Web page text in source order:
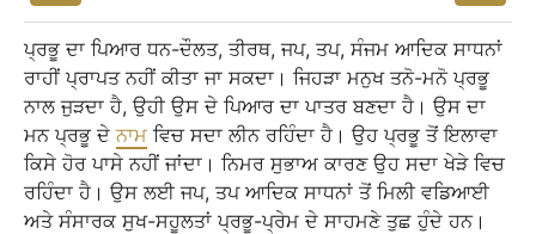
ਪ੍ਰਭੂ ਦਾ ਪਿਆਰ ਧਨ-ਦੌਲਤ, ਤੀਰਥ, ਜਪ, ਤਪ, ਸੰਜਮ ਆਦਿਕ ਸਾਧਨਾਂ
ਰਾਹੀਂ ਪ੍ਰਾਪਤ ਨਹੀਂ ਕੀਤਾ ਜਾ ਸਕਦਾ। ਜਿਹੜਾ ਮਨੁਖ ਤਨੋ-ਮਨੋ ਪ੍ਰਭੂ
ਨਾਲ ਜੁੜਦਾ ਹੈ, ਉਹੀ ਉਸ ਦੇ ਪਿਆਰ ਦਾ ਪਾਤਰ ਬਣਦਾ ਹੈ। ਉਸ ਦਾ
ਮਨ ਪ੍ਰਭੂ ਦੇਨਾਮ ਵਿਚ ਸਦਾ ਲੀਨ ਰਹਿੰਦਾ ਹੈ। ਉਹ ਪ੍ਰਭੂ ਤੋਂ ਇਲਾਵਾ
ਕਿਸੇ ਹੋਰ ਪਾਸੇ ਨਹੀਂ ਜਾਂਦਾ। ਨਿਮਰ ਸੁਭਾਅ ਕਾਰਣ ਉਹ ਸਦਾ ਖੇੜੇ ਵਿਚ
ਰਹਿੰਦਾ ਹੈ। ਉਸ ਲਈ ਜਪ, ਤਪ ਆਦਿਕ ਸਾਧਨਾਂ ਤੋਂ ਮਿਲੀ ਵਡਿਆਈ
ਅਤੇ ਸੰਸਾਰਕ ਸੁਖ-ਸਹੂਲਤਾਂ ਪ੍ਰਭੂ-ਪ੍ਰੇਮ ਦੇ ਸਾਹਮਣੇ ਤੁਛ ਹੁੰਦੇ ਹਨ।